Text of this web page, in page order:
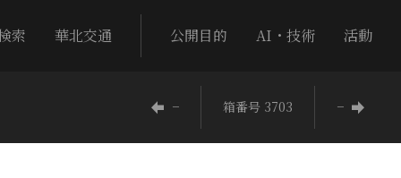
索 華北交通 公開目的 AI・技術 活動
− 箱番号 3703 −